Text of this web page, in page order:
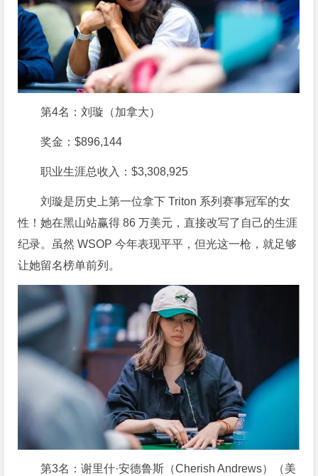
第4名：刘璇（加拿大）
奖金：$896,144
职业生涯总收入：$3,308,925
刘璇是历史上第一位拿下 Triton 系列赛事冠军的女
性！她在黑山站赢得 86 万美元，直接改写了自己的生涯
纪录。虽然 WSOP 今年表现平平，但光这一枪，就足够
让她留名榜单前列。
第3名：谢里什·安德鲁斯（Cherish Andrews）（美